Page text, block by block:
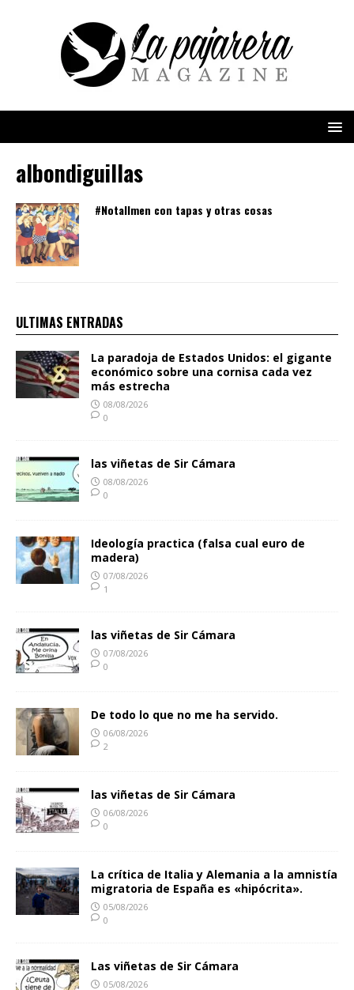
albondiguillas
#Notallmen con tapas y otras cosas
ULTIMAS ENTRADAS
La paradoja de Estados Unidos: el gigante
económico sobre una cornisa cada vez
más estrecha
08/08/2026
0
las viñetas de Sir Cámara
08/08/2026
0
Ideología practica (falsa cual euro de
madera)
07/08/2026
1
las viñetas de Sir Cámara
07/08/2026
0
De todo lo que no me ha servido.
06/08/2026
2
las viñetas de Sir Cámara
06/08/2026
0
La crítica de Italia y Alemania a la amnistía
migratoria de España es «hipócrita».
05/08/2026
0
Las viñetas de Sir Cámara
05/08/2026